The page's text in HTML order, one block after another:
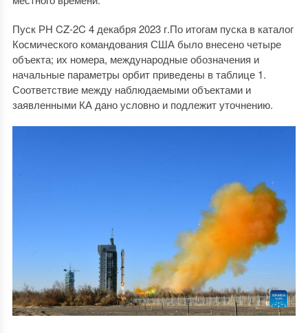
Пуск РН CZ-2C 4 декабря 2023 г.По итогам пуска в каталог
Космического командования США было внесено четыре
объекта; их номера, международные обозначения и
начальные параметры орбит приведены в таблице 1.
Соответствие между наблюдаемыми объектами и
заявленными КА дано условно и подлежит уточнению.